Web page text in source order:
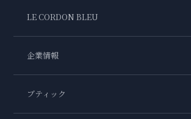
LE CORDON BLEU
企業情報
ブティック